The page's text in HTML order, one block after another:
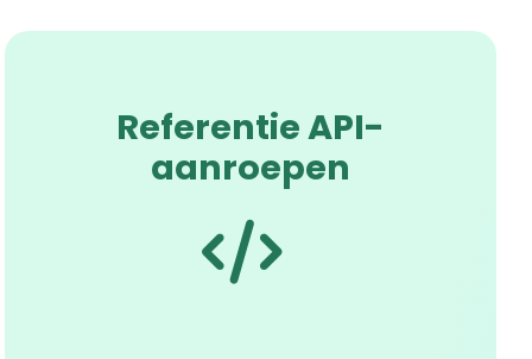
Referentie API-
aanroepen